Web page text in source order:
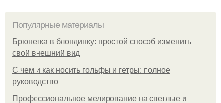
Популярные материалы
Брюнетка в блондинку: простой способ изменить
свой внешний вид
С чем и как носить гольфы и гетры: полное
руководство
Профессиональное мелирование на светлые и